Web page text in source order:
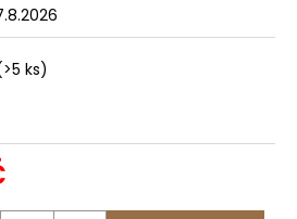
ks)
HLEDAT